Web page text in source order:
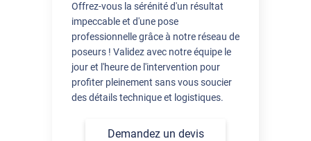
Offrez-vous la sérénité d'un résultat
impeccable et d'une pose
professionnelle grâce à notre réseau de
poseurs ! Validez avec notre équipe le
jour et l'heure de l'intervention pour
profiter pleinement sans vous soucier
des détails technique et logistiques.
Demandez un devis